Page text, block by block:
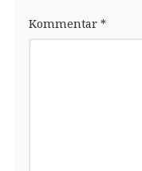
Kommentar *